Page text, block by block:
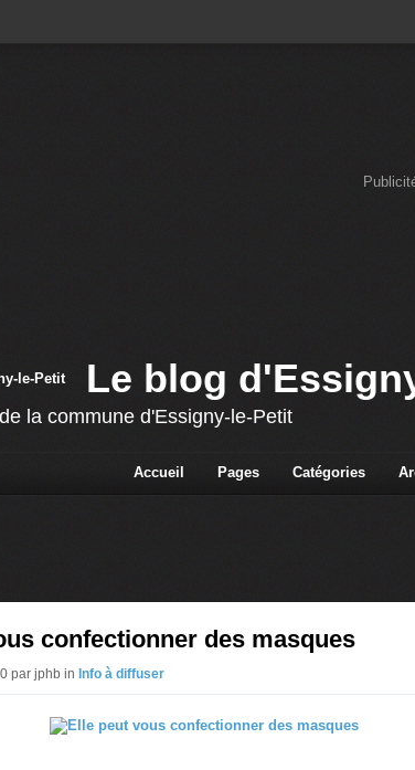
Le blog
la commune d'Essigny-le-Petit
Accueil Pages Catégories
confectionner des masques
par jphb in Info à diffuser